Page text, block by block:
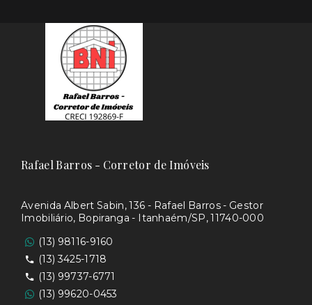
Rafael Barros - Corretor de Imóveis
Avenida Albert Sabin, 136 - Rafael Barros - Gestor
Imobiliário, Bopiranga - Itanhaém/SP, 11740-000
(13) 98116-9160
(13) 3425-1718
(13) 99737-6771
(13) 99620-0453